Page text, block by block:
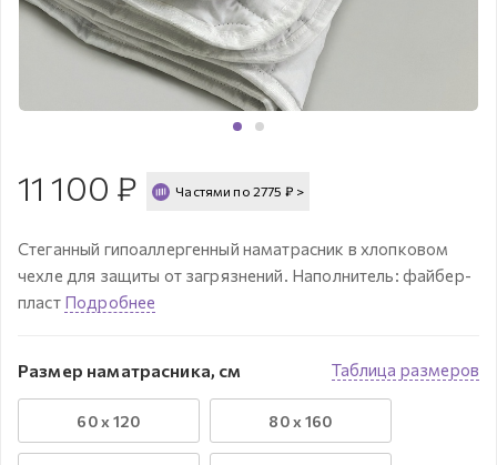
11 100 ₽ Частями по 2775 ₽ >
Стеганный гипоаллергенный наматрасник в хлопковом
чехле для защиты от загрязнений. Наполнитель: файбер-
пласт Подробнее
Таблица размеров
Размер наматрасника, см
60 х 120 80 х 160